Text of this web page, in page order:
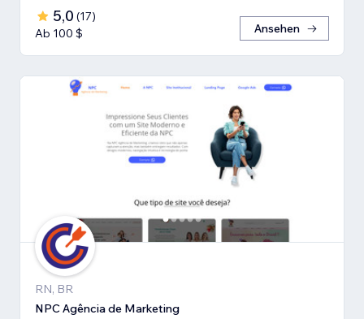
5,0 (17)
Ab 100 $
Ansehen
RN, BR
NPC Agência de Marketing